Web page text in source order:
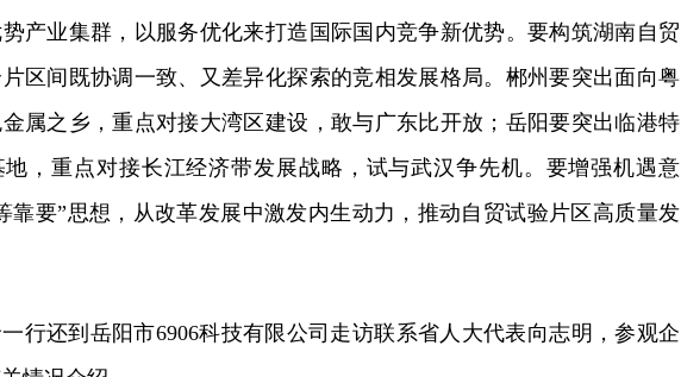
产业集群，以服务优化来打造国际国内竞争新优势。要构筑湖南自贸
区间既协调一致、又差异化探索的竞相发展格局。郴州要突出面向粤
属之乡，重点对接大湾区建设，敢与广东比开放；岳阳要突出临港特
，重点对接长江经济带发展战略，试与武汉争先机。要增强机遇意
靠要”思想，从改革发展中激发内生动力，推动自贸试验片区高质量发
行还到岳阳市6906科技有限公司走访联系省人大代表向志明，参观企